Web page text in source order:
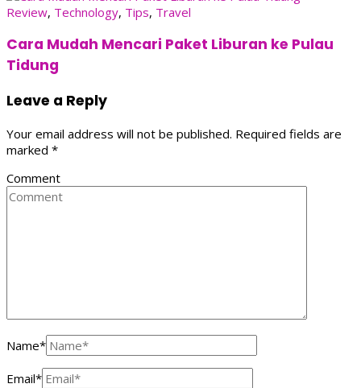
Review, Technology, Tips, Travel
Cara Mudah Mencari Paket Liburan ke Pulau
Tidung
Leave a Reply
Your email address will not be published. Required fields are
marked *
Comment
Name*
Email*